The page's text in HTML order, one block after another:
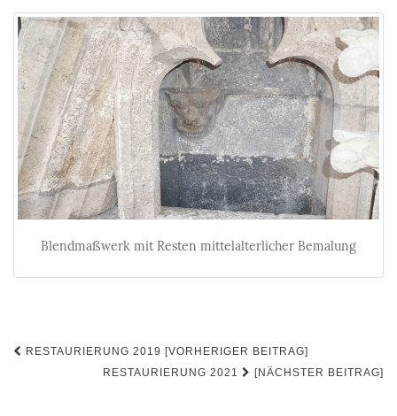
Blendmaßwerk mit Resten mittelalterlicher Bemalung
Beitrags-
Navigation
RESTAURIERUNG 2019 [VORHERIGER BEITRAG]
RESTAURIERUNG 2021
[NÄCHSTER BEITRAG]